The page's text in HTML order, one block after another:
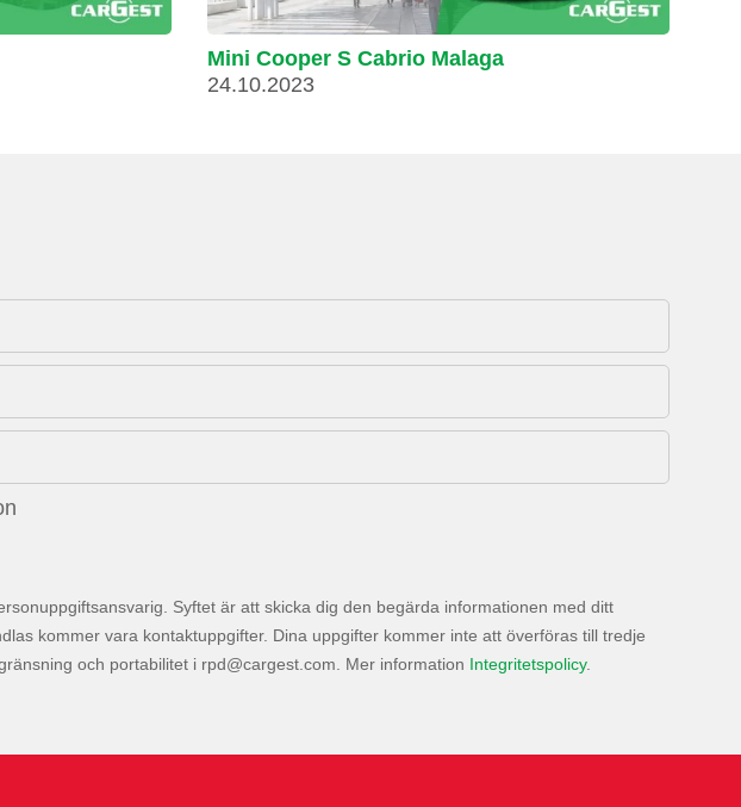
Mini Cooper S Cabrio Malaga
24.10.2023
Syftet är att skicka dig den begärda informationen med ditt
kommer vara kontaktuppgifter. Dina uppgifter kommer inte att överföras till tredje
och portabilitet i
. Mer information Integritetspolicy.